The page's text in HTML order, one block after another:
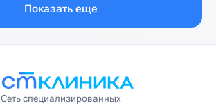
Показать еще
Сеть специализированных